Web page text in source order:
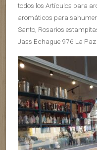
todos los Artículos para
aromáticos para
Santo, Rosarios
Jass Echague 976 La Paz